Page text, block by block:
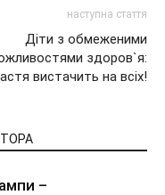
наступна стаття
Діти з обмеженими
здоров`я:
вистачить на всіх!
–